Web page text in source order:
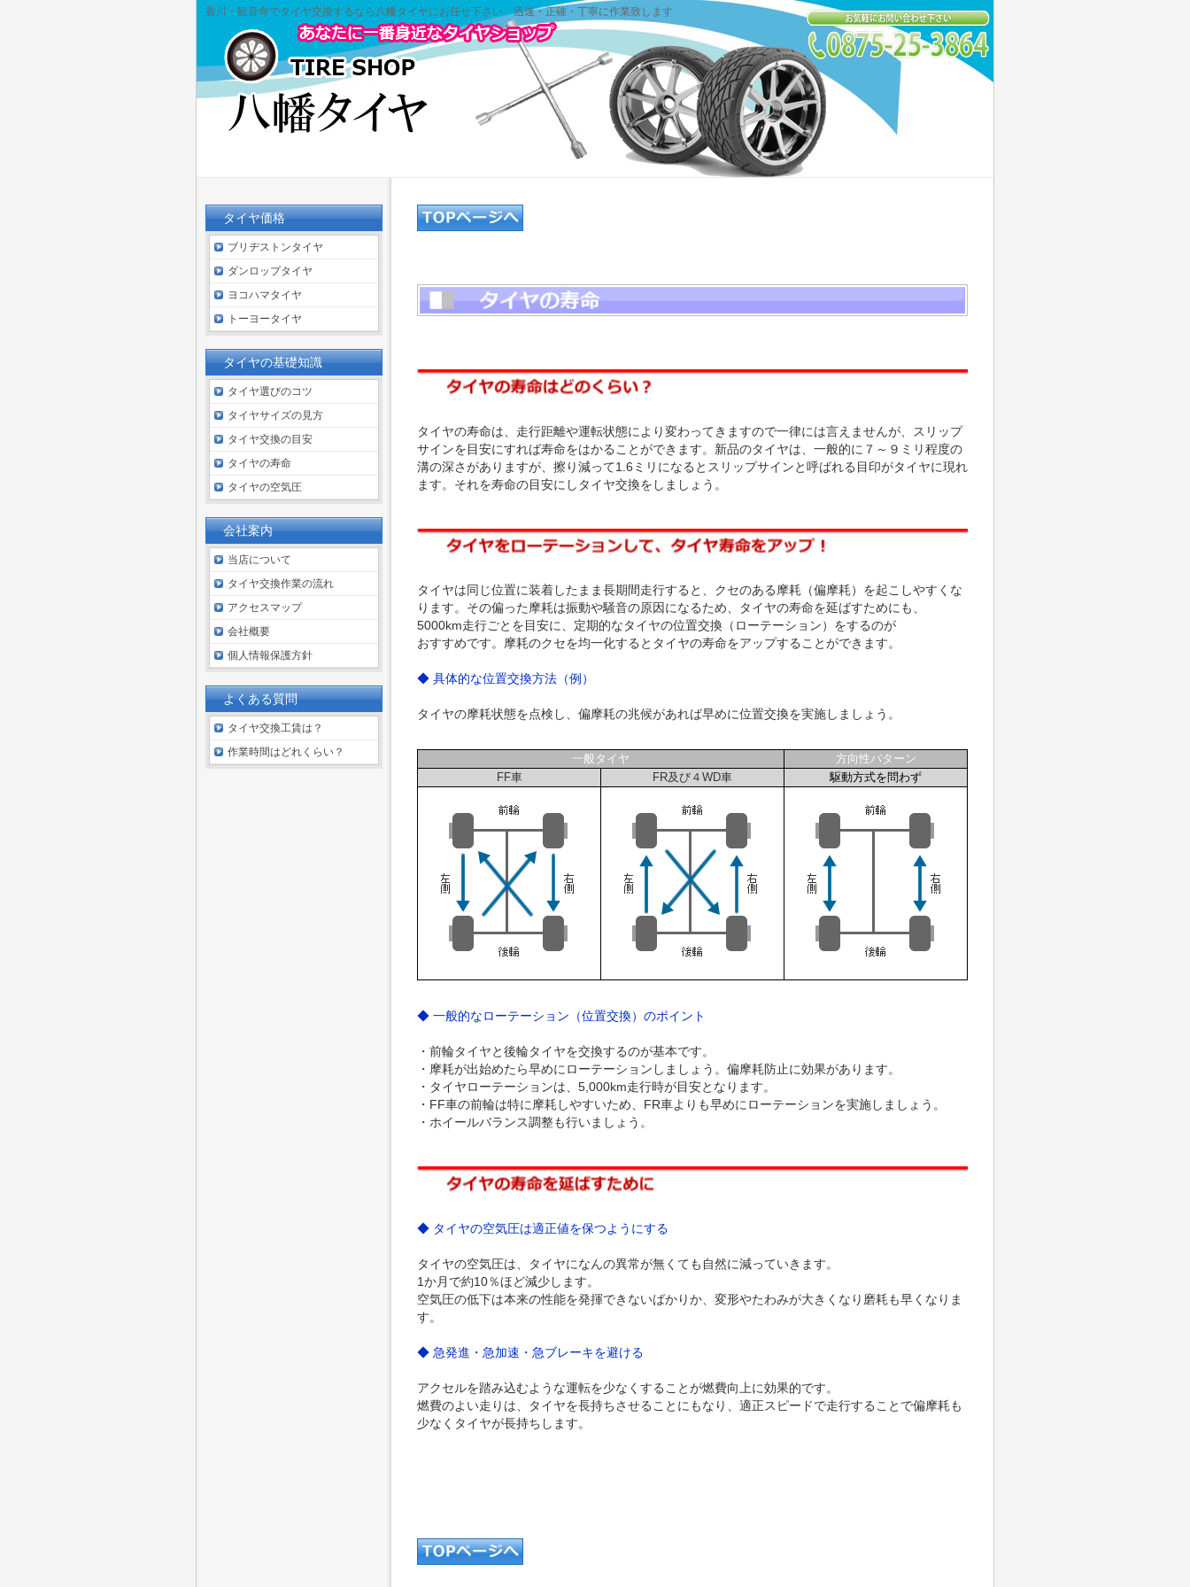
香川・観音寺でタイヤ交換するなら八幡タイヤにお任せ下さい 迅速・正確・丁寧に作業致します
タイヤの寿命は、走行距離や運転状態により変わってきますので一律には言えませんが、スリップ
サインを目安にすれば寿命をはかることができます。新品のタイヤは、一般的に７～９ミリ程度の
溝の深さがありますが、擦り減って1.6ミリになるとスリップサインと呼ばれる目印がタイヤに現れ
ます。それを寿命の目安にしタイヤ交換をしましょう。
タイヤは同じ位置に装着したまま長期間走行すると、クセのある摩耗（偏摩耗）を起こしやすくな
ります。その偏った摩耗は振動や騒音の原因になるため、タイヤの寿命を延ばすためにも、
5000km走行ごとを目安に、定期的なタイヤの位置交換（ローテーション）をするのが
おすすめです。摩耗のクセを均一化するとタイヤの寿命をアップすることができます。
◆ 具体的な位置交換方法（例）
タイヤの摩耗状態を点検し、偏摩耗の兆候があれば早めに位置交換を実施しましょう。
一般タイヤ
方向性パターン
FF車
FR及び４WD車 駆動方式を問わず
◆ 一般的なローテーション（位置交換）のポイント
・前輪タイヤと後輪タイヤを交換するのが基本です。
・摩耗が出始めたら早めにローテーションしましょう。偏摩耗防止に効果があります。
・タイヤローテーションは、5,000km走行時が目安となります。
・FF車の前輪は特に摩耗しやすいため、FR車よりも早めにローテーションを実施しましょう。
・ホイールバランス調整も行いましょう。
◆ タイヤの空気圧は適正値を保つようにする
タイヤの空気圧は、タイヤになんの異常が無くても自然に減っていきます。
1か月で約10％ほど減少します。
空気圧の低下は本来の性能を発揮できないばかりか、変形やたわみが大きくなり磨耗も早くなりま
す。
◆ 急発進・急加速・急ブレーキを避ける
アクセルを踏み込むような運転を少なくすることが燃費向上に効果的です。
燃費のよい走りは、タイヤを長持ちさせることにもなり、適正スピードで走行することで偏摩耗も
少なくタイヤが長持ちします。
タイヤ価格
ブリヂストンタイヤ
ダンロップタイヤ
ヨコハマタイヤ
トーヨータイヤ
タイヤの基礎知識
タイヤ選びのコツ
タイヤサイズの見方
タイヤ交換の目安
タイヤの寿命
タイヤの空気圧
会社案内
当店について
タイヤ交換作業の流れ
アクセスマップ
会社概要
個人情報保護方針
よくある質問
タイヤ交換工賃は？
作業時間はどれくらい？